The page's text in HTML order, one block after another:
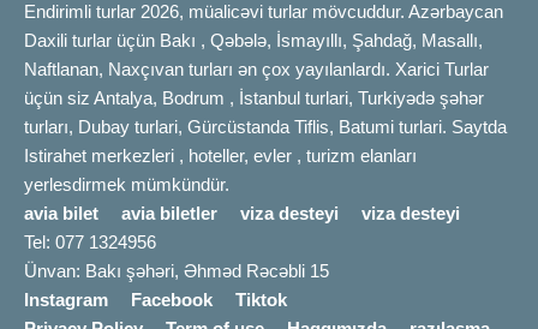
Endirimli turlar 2026, müalicəvi turlar mövcuddur. Azərbaycan
Daxili turlar üçün Bakı , Qəbələ, İsmayıllı, Şahdağ, Masallı,
Naftlanan, Naxçıvan turları ən çox yayılanlardı. Xarici Turlar
üçün siz Antalya, Bodrum , İstanbul turlari, Turkiyədə şəhər
turları, Dubay turlari, Gürcüstanda Tiflis, Batumi turlari. Saytda
Istirahet merkezleri , hoteller, evler , turizm elanları
yerlesdirmek mümkündür.
avia bilet
avia biletler viza desteyi
viza desteyi
Tel: 077 1324956
Ünvan: Bakı şəhəri, Əhməd Rəcəbli 15
Instagram
Facebook
Tiktok